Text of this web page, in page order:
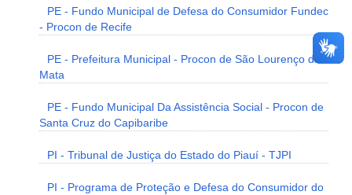
PE - Fundo Municipal de Defesa do Consumidor Fundec
- Procon de Recife
PE - Prefeitura Municipal - Procon de São Lourenço da
Mata
PE - Fundo Municipal Da Assistência Social - Procon de
Santa Cruz do Capibaribe
PI - Tribunal de Justiça do Estado do Piauí - TJPI
PI - Programa de Proteção e Defesa do Consumidor do